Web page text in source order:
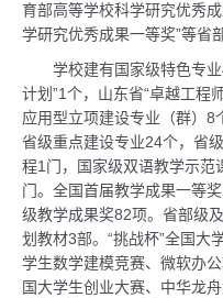
育部高等学校科学研究优秀
学研究优秀成果一等奖”等省
学校建有国家级特色专业
计划”1个，山东省“卓越工程
应用型立项建设专业（群）
省级重点建设专业24个，省
程1门，国家级双语教学示范
门。全国首届教学成果一等
级教学成果奖82项。省部级
划教材3部。“挑战杯”全国大
学生数学建模竞赛、微软办
国大学生创业大赛、中华龙